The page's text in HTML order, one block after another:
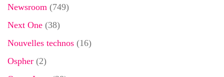
Newsroom (749)
Next One (38)
Nouvelles technos (16)
Ospher (2)